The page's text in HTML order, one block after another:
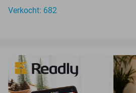
Verkocht: 682